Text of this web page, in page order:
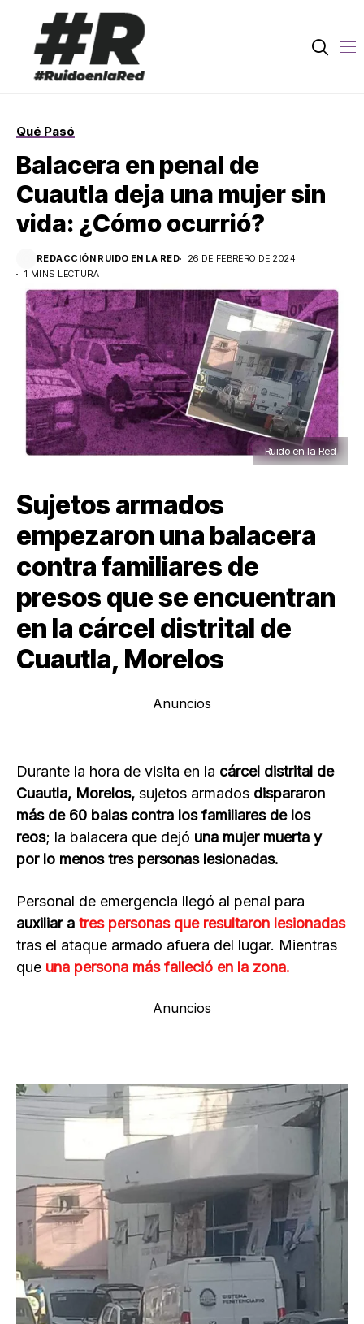
Qué Pasó
Balacera en penal de
Cuautla deja una mujer sin
vida: ¿Cómo ocurrió?
REDACCIÓN RUIDO EN LA RED
26 DE FEBRERO DE 2024
1 MINS LECTURA
Ruido en la Red
Sujetos armados
empezaron una balacera
contra familiares de
presos que se encuentran
en la cárcel distrital de
Cuautla, Morelos
Anuncios
Durante la hora de visita en la cárcel distrital de
Cuautla, Morelos, sujetos armados dispararon
más de 60 balas contra los familiares de los
reos; la balacera que dejó una mujer muerta y
por lo menos tres personas lesionadas.
Personal de emergencia llegó al penal para
auxiliar a tres personas que resultaron lesionadas
tras el ataque armado afuera del lugar. Mientras
que una persona más falleció en la zona.
Anuncios